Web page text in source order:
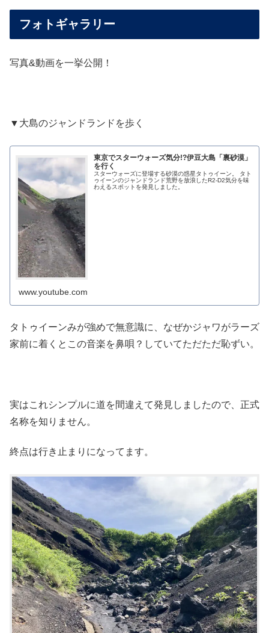
フォトギャラリー
写真&動画を一挙公開！
▼大島のジャンドランドを歩く
東京でスターウォーズ気分!?伊豆大島「裏砂漠」
を行く
スターウォーズに登場する砂漠の惑星タトゥイーン。 タト
ゥイーンのジャンドランド荒野を放浪したR2-D2気分を味
わえるスポットを発見しました。
www.youtube.com
タトゥイーンみが強めで無意識に、なぜかジャワがラーズ
家前に着くとこの音楽を鼻唄？していてただただ恥ずい。
実はこれシンプルに道を間違えて発見しましたので、正式
名称を知りません。
終点は行き止まりになってます。